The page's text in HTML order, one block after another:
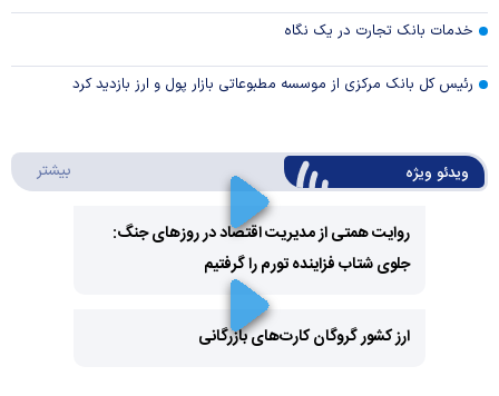
خدمات بانک تجارت در یک نگاه
رئیس کل بانک مرکزی از موسسه مطبوعاتی بازار پول و ارز بازدید کرد
ویدئو ویژه بیشتر
Play
Video
روایت همتی از مدیریت اقتصاد در روزهای جنگ:
جلوی شتاب فزاینده تورم را گرفتیم
ارز کشور گروگان کارت‌های بازرگانی